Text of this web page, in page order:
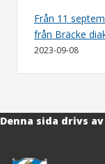
Från 11
från Bräcke
2023-09-08
Denna sida drivs av